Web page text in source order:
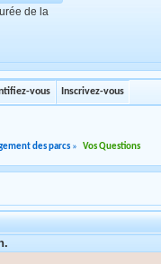
de la
vous Inscrivez-vous
des parcs » Vos Questions